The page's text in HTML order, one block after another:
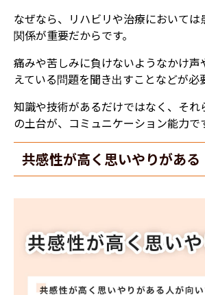
なぜなら、リハビリや治療において
関係が重要だからです。
痛みや苦しみに負けないようなかけ声
えている問題を聞き出すことなどが必
知識や技術があるだけではなく、それ
の土台が、コミュニケーション能力で
​​共感性が高く思いやりがある